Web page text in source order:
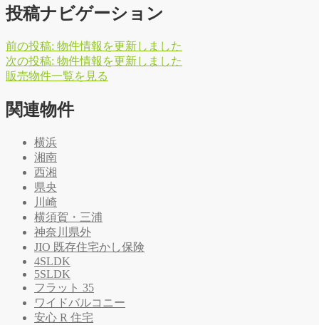
投稿ナビゲーション
前の投稿: 物件情報を更新しました
次の投稿: 物件情報を更新しました
販売物件一覧を 見る
関連物件
横浜
湘南
西湘
県央
川崎
横須賀・三浦
神奈川県外
JIO 既存住宅かし保険
4SLDK
5SLDK
フラット 35
ワイドバルコニー
安心 R 住宅